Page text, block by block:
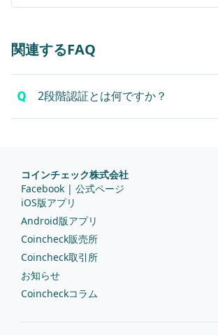
関連するFAQ
2段階認証とは何ですか？
コインチェック株式会社
Facebook | 公式ページ
iOS版アプリ
Android版アプリ
Coincheck販売所
Coincheck取引所
お知らせ
Coincheckコラム